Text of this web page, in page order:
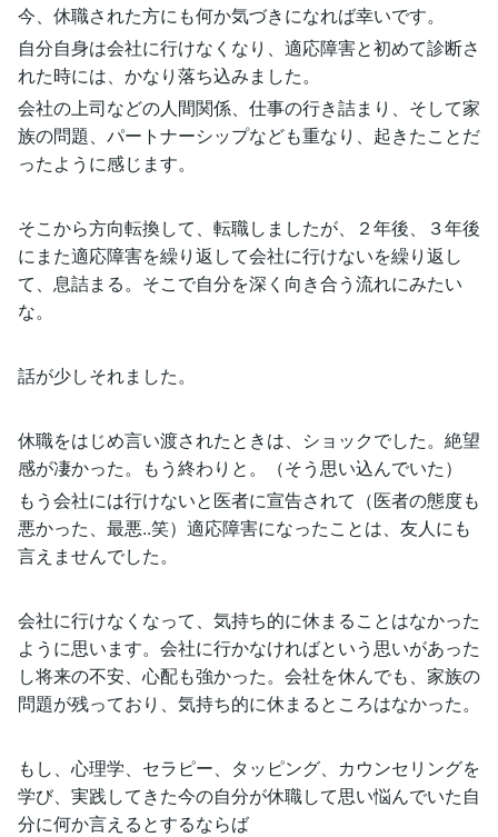
今、休職された方にも何か気づきになれば幸いです。
自分自身は会社に行けなくなり、適応障害と初めて診断さ
れた時には、かなり落ち込みました。
会社の上司などの人間関係、仕事の行き詰まり、そして家
族の問題、パートナーシップなども重なり、起きたことだ
ったように感じます。
そこから方向転換して、転職しましたが、２年後、３年後
にまた適応障害を繰り返して会社に行けないを繰り返し
て、息詰まる。そこで自分を深く向き合う流れにみたい
な。
話が少しそれました。
休職をはじめ言い渡されたときは、ショックでした。絶望
感が凄かった。もう終わりと。（そう思い込んでいた）
もう会社には行けないと医者に宣告されて（医者の態度も
悪かった、最悪..笑）適応障害になったことは、友人にも
言えませんでした。
会社に行けなくなって、気持ち的に休まることはなかった
ように思います。会社に行かなければという思いがあった
し将来の不安、心配も強かった。会社を休んでも、家族の
問題が残っており、気持ち的に休まるところはなかった。
もし、心理学、セラピー、タッピング、カウンセリングを
学び、実践してきた今の自分が休職して思い悩んでいた自
分に何か言えるとするならば